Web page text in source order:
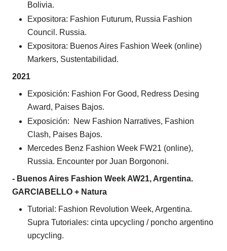
Bolivia.
Expositora: Fashion Futurum, Russia Fashion
Council. Russia.
Expositora: Buenos Aires Fashion Week (online)
Markers, Sustentabilidad.
2021
Exposición: Fashion For Good, Redress Desing
Award, Paises Bajos.
Exposición: New Fashion Narratives, Fashion
Clash, Paises Bajos.
Mercedes Benz Fashion Week FW21 (online),
Russia. Encounter por Juan Borgononi.
- Buenos Aires Fashion Week AW21, Argentina.
GARCIABELLO + Natura
Tutorial: Fashion Revolution Week, Argentina.
Supra Tutoriales: cinta upcycling / poncho argentino
upcycling.